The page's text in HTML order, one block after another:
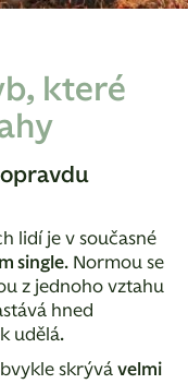
které
lidí je v současné
single. Normou se
z jednoho vztahu
hned
udělá.
skrývá velmi